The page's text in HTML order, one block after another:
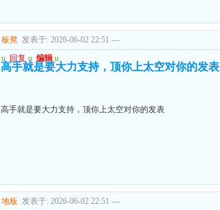
板凳 发表于: 2026-06-02 22:51 ---
u 回复 u 编辑 u
高手就是要大力支持，顶你上太空对你的发表
高手就是要大力支持，顶你上太空对你的发表
地板 发表于: 2026-06-02 22:51 ---